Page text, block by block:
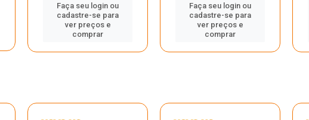
Faça seu login ou
cadastre-se para
ver preços e
comprar
Faça seu login ou
cadastre-se para
ver preços e
comprar